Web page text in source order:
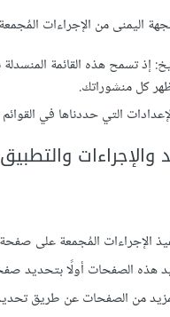
اليمنى من الإجراءات
إذ تسمح هذه القائمة
كل منشوراتك.
التي حددناها في
والإجراءات والتطبيق
الإجراءات المُجمعة على
الصفحات أولًا بتحديد
من الصفحات عن طريق